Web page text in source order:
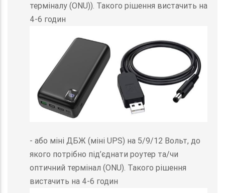
терміналу (ONU)). Такого рішення вистачить на
4-6 годин
- або міні ДБЖ (міні UPS) на 5/9/12 Вольт, до
якого потрібно під’єднати роутер та/чи
оптичний термінал (ONU). Такого рішення
вистачить на 4-6 годин